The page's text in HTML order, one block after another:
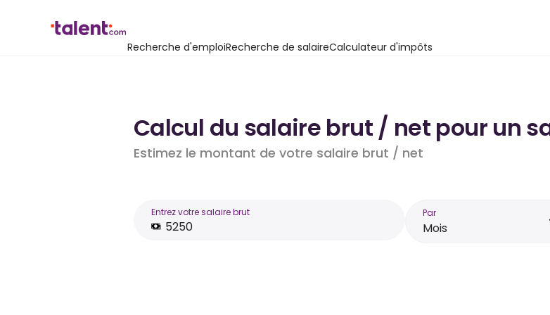
Recherche d'emploiRecherche de salaireCalculateur d'impôts
Calcul du salaire brut / net pour un
Estimez le montant de votre salaire brut / net
Entrez votre salaire brut Par
Mois